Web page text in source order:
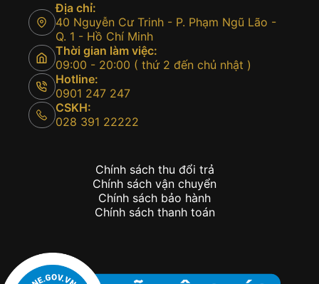
Địa chỉ:
40 Nguyễn Cư Trinh - P. Phạm Ngũ Lão -
Q. 1 - Hồ Chí Minh
Thời gian làm việc:
09:00 - 20:00 ( thứ 2 đến chủ nhật )
Hotline:
0901 247 247
CSKH:
028 391 22222
Chính sách thu đổi trả
Chính sách vận chuyển
Chính sách bảo hành
Chính sách thanh toán